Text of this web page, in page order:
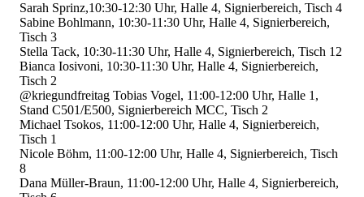
Sarah Sprinz,10:30-12:30 Uhr, Halle 4, Signierbereich, Tisch 4
Sabine Bohlmann, 10:30-11:30 Uhr, Halle 4, Signierbereich,
Tisch 3
Stella Tack, 10:30-11:30 Uhr, Halle 4, Signierbereich, Tisch 12
Bianca Iosivoni, 10:30-11:30 Uhr, Halle 4, Signierbereich,
Tisch 2
@kriegundfreitag Tobias Vogel, 11:00-12:00 Uhr, Halle 1,
Stand C501/E500, Signierbereich MCC, Tisch 2
Michael Tsokos, 11:00-12:00 Uhr, Halle 4, Signierbereich,
Tisch 1
Nicole Böhm, 11:00-12:00 Uhr, Halle 4, Signierbereich, Tisch
8
Dana Müller-Braun, 11:00-12:00 Uhr, Halle 4, Signierbereich,